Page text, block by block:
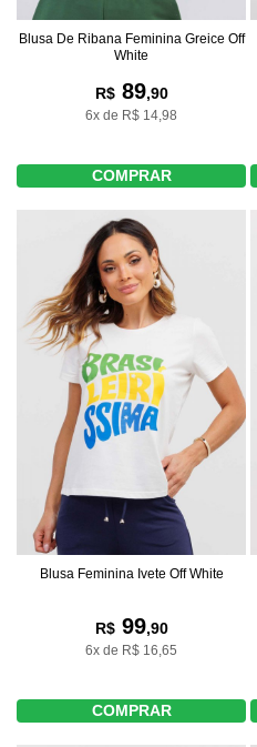
Blusa De Ribana Feminina Greice Off
White
R$89,90
6x de R$ 14,98
COMPRAR
Blusa Feminina Ivete Off White
R$99,90
6x de R$ 16,65
COMPRAR